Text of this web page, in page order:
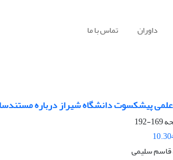
داوران تماس با ما
پیشکسوت دانشگاه شیراز درباره
169-192
قاسم سلیمی